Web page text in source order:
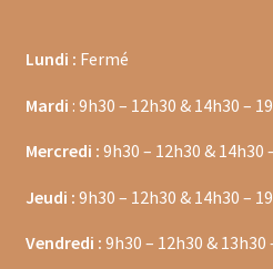
Lundi : Fermé
Mardi : 9h30 – 12h30 & 14h30 –
Mercredi : 9h30 – 12h30 & 14h30
Jeudi : 9h30 – 12h30 & 14h30 –
Vendredi : 9h30 – 12h30 & 13h30